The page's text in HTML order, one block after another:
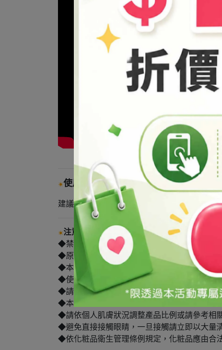
使用方式
建議用量：0.5~1%
注意事項
◆禁止用於食品。
◆原物料可能受各類因素影響導致廠牌/產地的
◆本產品為原料，須稀釋後始可使用。
◆使用本產品前，建議請先做局部測試。
◆請避光保存於陰涼處，保持瓶蓋確實關緊，
◆本產品僅供外用，使用後若感不適請停止使
◆請依個人肌膚狀況調整產品比例或請參考相
◆避免直接接觸眼睛，一旦接觸請立即以大量
◆依化粧品衛生管理條例規定，化粧品應由合